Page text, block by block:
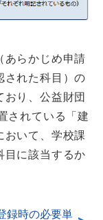
らかじめ申請
された科目）の
り、公益財団
されている「建
おいて、学校課
目に該当するか
録時の必要単